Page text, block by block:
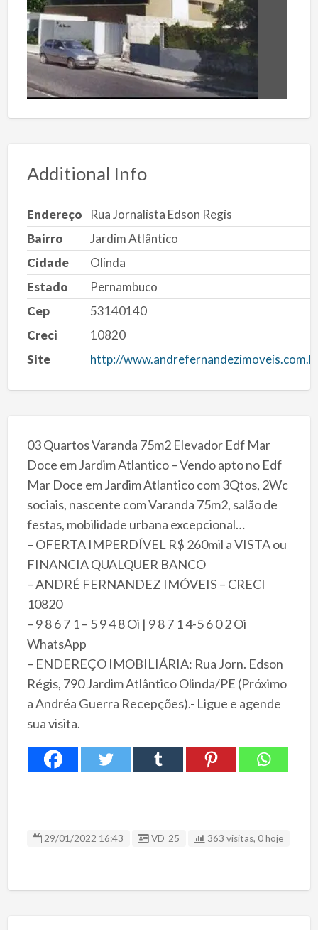
Additional Info
Endereço
Rua Jornalista Edson Regis
Bairro
Jardim Atlântico
Cidade
Olinda
Estado
Pernambuco
Cep
53140140
Creci
10820
Site
http://
03 Quartos Varanda 75m2 Elevador Edf Mar
Doce em Jardim Atlantico – Vendo apto no Edf
Mar Doce em Jardim Atlantico com 3Qtos, 2Wc
sociais, nascente com Varanda 75m2, salão de
festas, mobilidade urbana excepcional…
– OFERTA IMPERDÍVEL R$ 260mil a VISTA ou
FINANCIA QUALQUER BANCO
– ANDRÉ FERNANDEZ IMÓVEIS – CRECI
10820
– 9 8 6 7 1 – 5 9 4 8 Oi | 9 8 7 1 4-5 6 0 2 Oi
WhatsApp
– ENDEREÇO IMOBILIÁRIA: Rua Jorn. Edson
Régis, 790 Jardim Atlântico Olinda/PE (Próximo
a Andréa Guerra Recepções).- Ligue e agende
sua visita.
29/01/2022 16:43 ID Anúncio
VD_25 363 visitas, 0 hoje